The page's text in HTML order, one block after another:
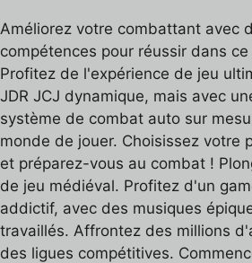
Améliorez votre combattant avec
compétences pour réussir dans ce
Profitez de l'expérience de jeu
JDR JCJ dynamique, mais avec
système de combat auto sur
monde de jouer. Choisissez votre
et préparez-vous au combat !
de jeu médiéval. Profitez d'un
addictif, avec des musiques
travaillés. Affrontez des millions
des ligues compétitives.